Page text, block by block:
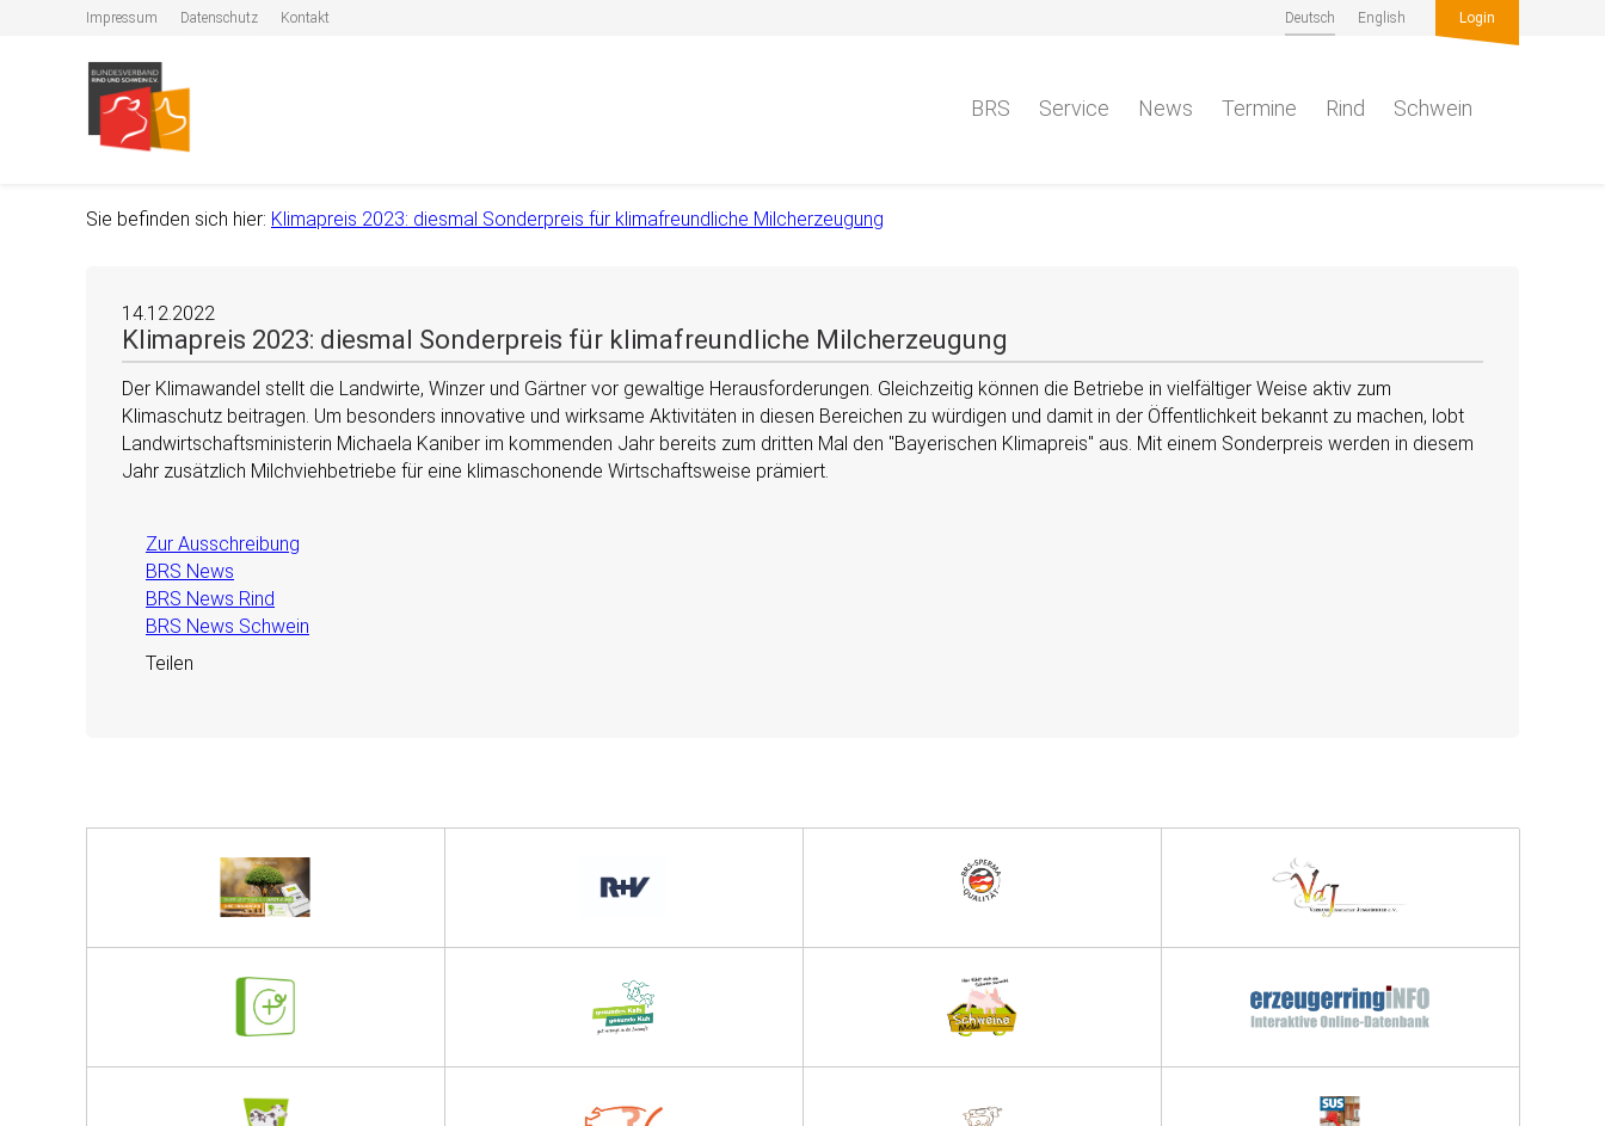
Impressum Datenschutz Kontakt Deutsch English Login
BRS Service News Termine Rind Schwein
Sie befinden sich hier: Klimapreis 2023: diesmal Sonderpreis für klimafreundliche Milcherzeugung
14.12.2022
Klimapreis 2023: diesmal Sonderpreis für klimafreundliche Milcherzeugung
Der Klimawandel stellt die Landwirte, Winzer und Gärtner vor gewaltige Herausforderungen. Gleichzeitig können die Betriebe in vielfältiger Weise aktiv zum
Klimaschutz beitragen. Um besonders innovative und wirksame Aktivitäten in diesen Bereichen zu würdigen und damit in der Öffentlichkeit bekannt zu machen, lobt
Landwirtschaftsministerin Michaela Kaniber im kommenden Jahr bereits zum dritten Mal den Bayerischen Klimapreis aus. Mit einem Sonderpreis werden in diesem
Jahr zusätzlich Milchviehbetriebe für eine klimaschonende Wirtschaftsweise prämiert.
Zur Ausschreibung
BRS News
BRS News Rind
BRS News Schwein
Teilen